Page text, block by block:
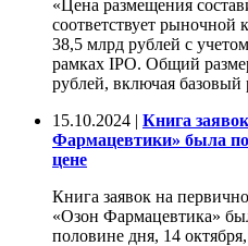
«Цена размещения
соответствует рыночной
38,5 млрд рублей с
рамках IPO. Общий
рублей, включая базовый
15.10.2024 | Книга
Фармацевтики» была
цене
Книга заявок на
«Озон Фармацевтика»
половине дня, 14